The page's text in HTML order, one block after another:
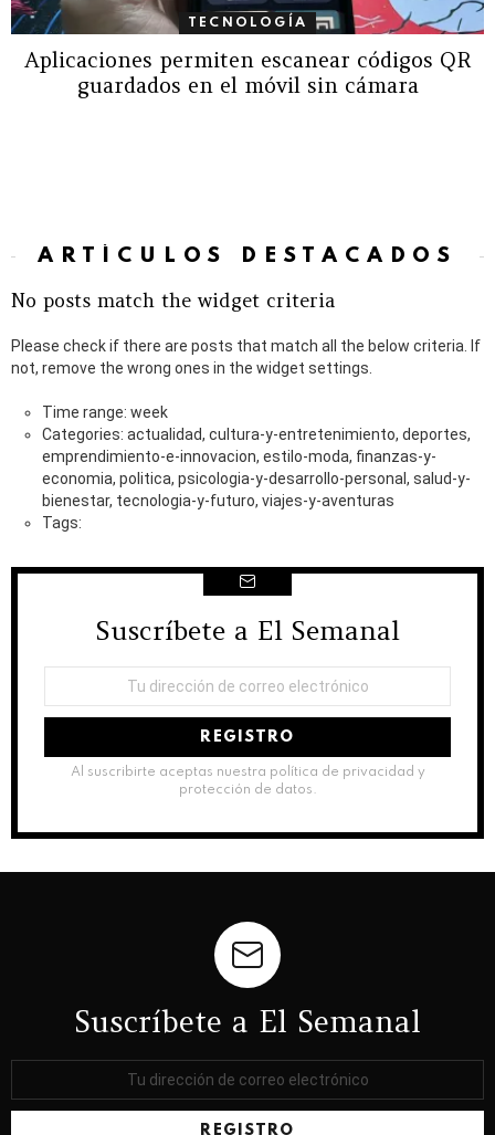
TECNOLOGÍA
Aplicaciones permiten escanear códigos QR
guardados en el móvil sin cámara
ARTÍCULOS DESTACADOS
No posts match the widget criteria
Please check if there are posts that match all the below criteria. If
not, remove the wrong ones in the widget settings.
Time range: week
Categories: actualidad, cultura-y-entretenimiento, deportes,
emprendimiento-e-innovacion, estilo-moda, finanzas-y-
economia, politica, psicologia-y-desarrollo-personal, salud-y-
bienestar, tecnologia-y-futuro, viajes-y-aventuras
Tags:
NEWSLETTER
Suscríbete a El Semanal
Al suscribirte aceptas nuestra política de privacidad y
protección de datos.
Suscríbete a El Semanal